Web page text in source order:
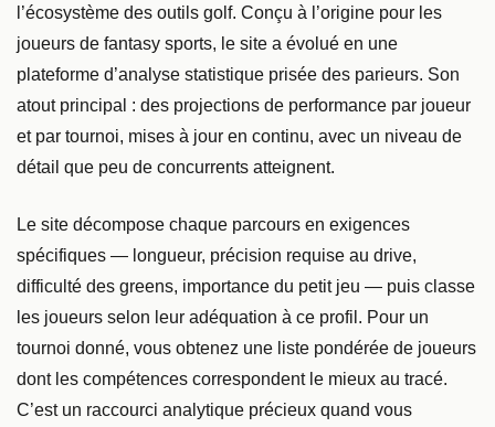
l’écosystème des outils golf. Conçu à l’origine pour les
joueurs de fantasy sports, le site a évolué en une
plateforme d’analyse statistique prisée des parieurs. Son
atout principal : des projections de performance par joueur
et par tournoi, mises à jour en continu, avec un niveau de
détail que peu de concurrents atteignent.
Le site décompose chaque parcours en exigences
spécifiques — longueur, précision requise au drive,
difficulté des greens, importance du petit jeu — puis classe
les joueurs selon leur adéquation à ce profil. Pour un
tournoi donné, vous obtenez une liste pondérée de joueurs
dont les compétences correspondent le mieux au tracé.
C’est un raccourci analytique précieux quand vous